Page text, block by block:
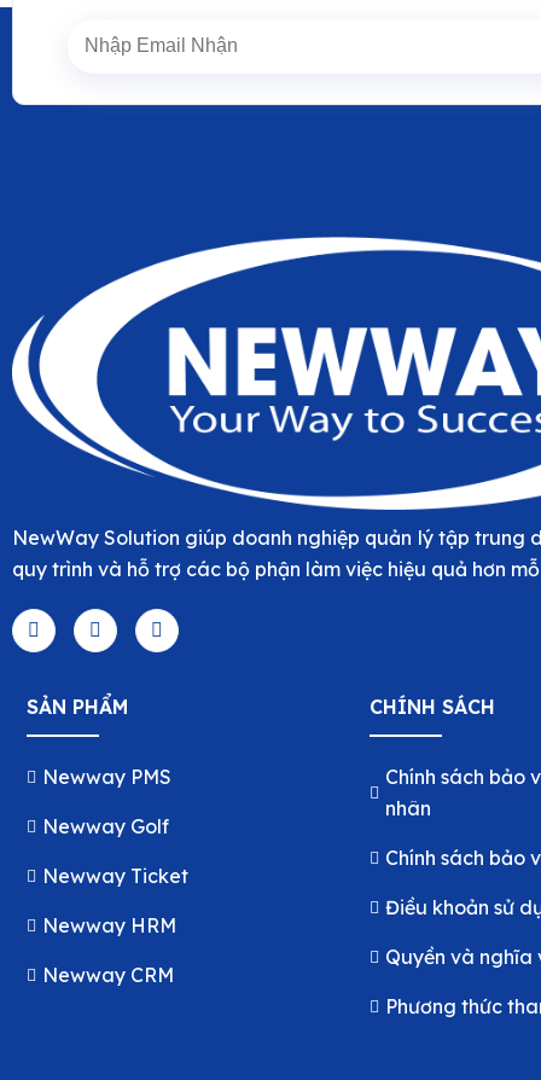
NewWay Solution giúp doanh nghiệp quản lý tập trung
quy trình và hỗ trợ các bộ phận làm việc hiệu quả hơn
SẢN PHẨM
Newway PMS
Newway Golf
Newway Ticket
Newway HRM
Newway CRM
CHÍNH SÁCH
Chính sách bảo
nhân
Chính sách bảo
Điều khoản sử
Quyền và nghĩa
Phương thức